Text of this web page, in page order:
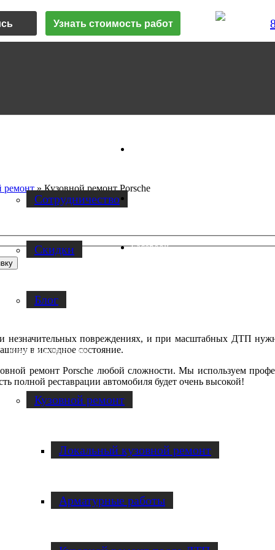
Узнать стоимость работ
Cотрудничество
Скидки
Блог
Услуги по ремонту авто
Кузовной ремонт
Локальный кузовной ремонт
Арматурные работы
Facebook
ремонт»Кузовной ремонт Porsche
повреждениях, и при масштабных ДТП
в исходное состояние.
ремонт Porsche любой сложности. Мы используем
полной реставрации автомобиля будет очень высокой!